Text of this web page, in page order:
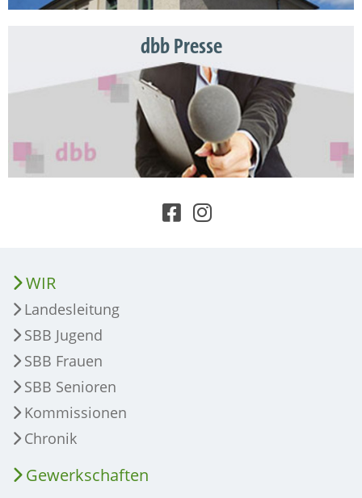
dbb Presse
WIR
Landesleitung
SBB Jugend
SBB Frauen
SBB Senioren
Kommissionen
Chronik
Gewerkschaften